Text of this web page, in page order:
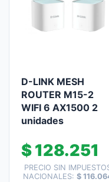
D-LINK MESH
ROUTER M15-2
WIFI 6 AX1500 2
unidades
$128.251
PRECIO SIN
NACIONALES:$